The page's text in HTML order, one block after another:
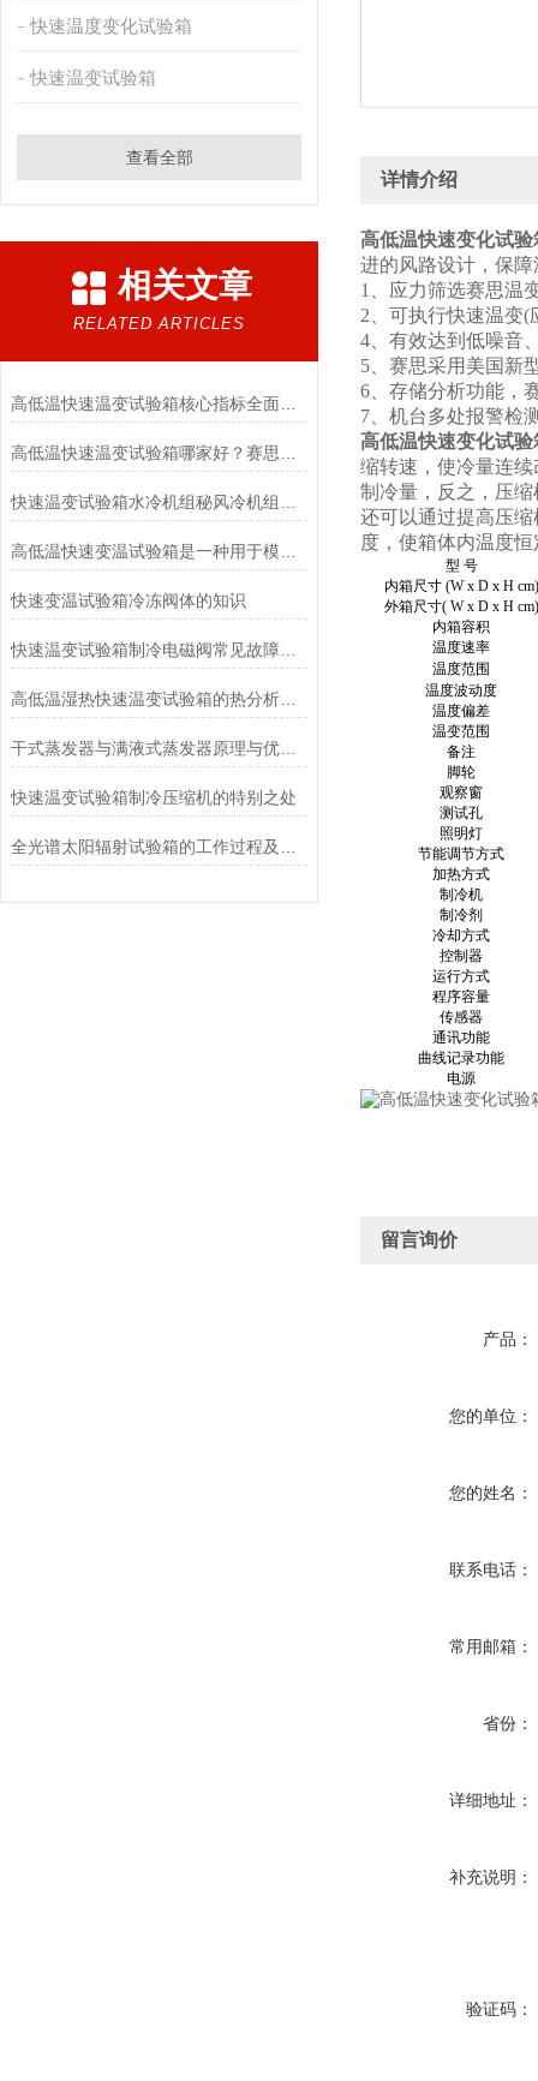
快速温度变化试验箱
快速温变试验箱
查看全部
相关文章
RELATED ARTICLES
高低温快速温变试验箱核心指标全面对比：赛思检测以低噪音、防凝露与智能控制赢得市场口碑
高低温快速变温试验箱是一种用于模拟不同温度环境下的试验设备
快速变温试验箱冷冻阀体的知识
快速温变试验箱制冷电磁阀常见故障原因及排除方法
高低温湿热快速温变试验箱的热分析方法
干式蒸发器与满液式蒸发器原理与优缺点
快速温变试验箱制冷压缩机的特别之处
详情介绍
高低温快速变化试验
进的风路设计，保
1、应力筛选赛思温
2、可执行快速温变
4、有效达到低噪音
5、赛思采用美国新
6、存储分析功能，
7、机台多处报警检
高低温快速变化试验
缩转速，使冷量连
制冷量，反之，压
还可以通过提高压
度，使箱体内温度
型 号
内箱尺寸 (W x D x H cm)
外箱尺寸( W x D x H cm)
内箱容积
温度速率
温度范围
温度波动度
温度偏差
温变范围
备注
脚轮
观察窗
测试孔
照明灯
节能调节方式
加热方式
制冷机
制冷剂
冷却方式
控制器
运行方式
程序容量
传感器
通讯功能
曲线记录功能
电源
留言询价
产品：
您的单位：
您的姓名：
联系电话：
常用邮箱：
省份：
详细地址：
补充说明：
验证码：